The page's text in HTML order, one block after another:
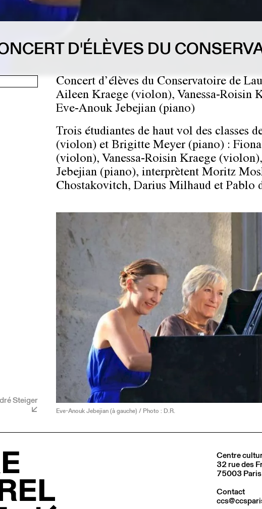
D'ÉLÈVES DU
Steiger
Concert d’élèves du Conservatoire de
Aileen Kraege (violon), Vanessa-Roisin
Eve-Anouk Jebejian (piano)
Trois étudiantes de haut vol des classes
(violon) et Brigitte Meyer (piano) :
(violon), Vanessa-Roisin Kraege
Jebejian (piano), interprètent Moritz
Chostakovitch, Darius Milhaud et Pablo
Eve-Anouk Jebejian (à gauche) / Photo : D.R.
Centre
32 rue des
75003 Paris
Contact